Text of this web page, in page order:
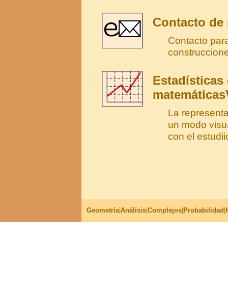
Contacto de
Contacto
Estadísticas
La
un modo
con el
Geometría|Análisis Complejos Probabilidad